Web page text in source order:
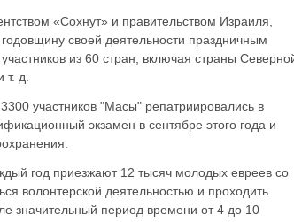
«Сохнут» и правительством Израиля,
своей деятельности праздничным
из 60 стран, включая страны
д.
участников "Масы" репатриировались в
экзамен в сентябре этого года и
год приезжают 12 тысяч молодых евреев со
волонтерской деятельностью и проходить
значительный период времени от 4 до 10